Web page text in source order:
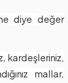
diye değer
kardeşleriniz,
mallar,